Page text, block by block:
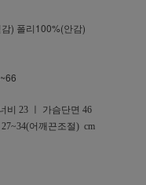
) 폴리100%(안감)
비 23 ㅣ 가슴단면 46
어깨끈조절)cm